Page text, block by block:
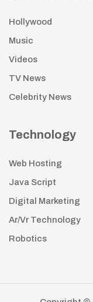
Hollywood
Music
Videos
TV News
Celebrity News
Technology
Web Hosting
Java Script
Digital Marketing
Ar/Vr Technology
Robotics